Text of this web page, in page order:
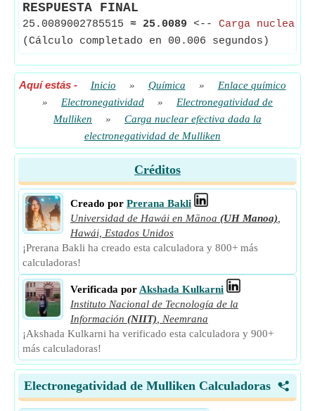
RESPUESTA FINAL
25.0089002785515 ≈ 25.0089 <-- Carga nuclear
(Cálculo completado en 00.006 segundos)
Aquí estás- Inicio » Química »
Enlace químico
»
Electronegatividad »
Electronegatividad de
Mulliken
»
Carga nuclear efectiva dada la
electronegatividad de Mulliken
Créditos
Creado por Prerana Bakli
Universidad de Hawái en Mānoa (UH Manoa)
Hawái, Estados Unidos
¡Prerana Bakli ha creado esta calculadora y 800+ más
calculadoras!
Verificada por Akshada Kulkarni
Instituto Nacional de Tecnología de la
Información (NIIT)
Neemrana
¡Akshada Kulkarni ha verificado esta calculadora y 900+
más calculadoras!
<
Electronegatividad de Mulliken Calculadoras